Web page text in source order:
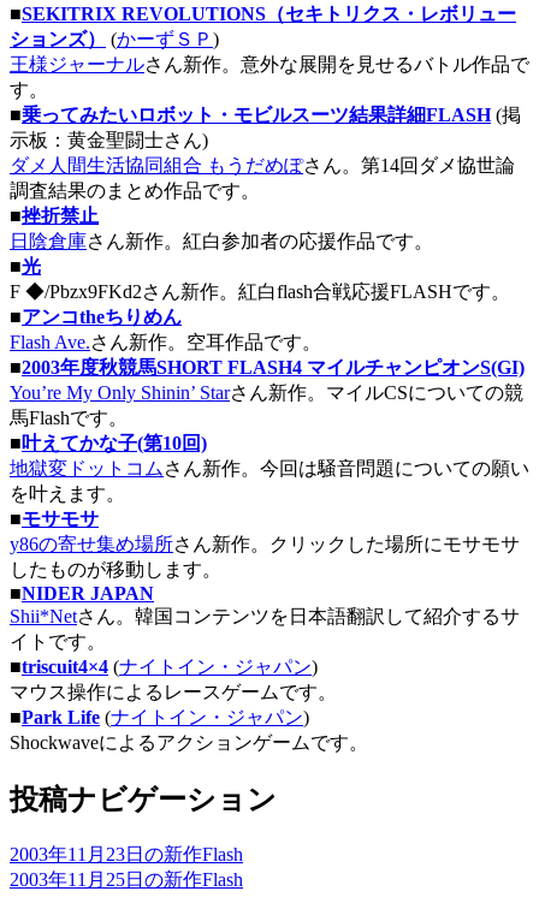
■SEKITRIX REVOLUTIONS（セキトリクス・レボリュー
ションズ）
(かーずＳＰ )
王様ジャーナルさん新作。意外な展開を見せるバトル作品で
す。
■乗ってみたいロボット・モビルスーツ結果詳細FLASH(掲
示板：黄金聖闘士さん)
ダメ人間生活協同組合 もうだめぽさん。第14回ダメ協世論
調査結果のまとめ作品です。
■挫折禁止
日陰倉庫さん新作。紅白参加者の応援作品です。
■光
F ◆/Pbzx9FKd2さん新作。紅白flash合戦応援FLASHです。
■アンコtheちりめん
Flash Ave.さん新作。空耳作品です。
■2003年度秋競馬SHORT FLASH4 マイルチャンピオンS(GI)
You’re My Only Shinin’ Starさん新作。マイルCSについての競
馬Flashです。
■叶えてかな子(第10回)
地獄変ドットコム さん新作。今回は騒音問題についての願い
を叶えます。
■モサモサ
y86の寄せ集め場所さん新作。クリックした場所にモサモサ
したものが移動します。
■NIDER JAPAN
Shii*Netさん。韓国コンテンツを日本語翻訳して紹介するサ
イトです。
■triscuit4×4 (ナイトイン・ジャパン)
マウス操作によるレースゲームです。
■Park Life (ナイトイン・ジャパン)
Shockwaveによるアクションゲームです。
投稿ナビゲーション
2003年11月23日の新作Flash
2003年11月25日の新作Flash